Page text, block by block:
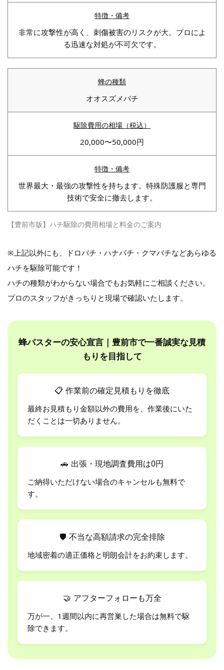
非常に攻撃性が高く、刺傷被害のリスクが大。プロによ
る迅速な対処が不可欠です。
オオスズメバチ
20,000〜50,000円
世界最大・最強の攻撃性を持ちます。特殊防護服と専門
技術で安全に撤去します。
【豊前市版】ハチ駆除の費用相場と料金のご案内
※上記以外にも、ドロバチ・ハナバチ・クマバチなどあらゆる
ハチを駆除可能です！
ハチの種類がわからない場合でもお気軽にご相談ください。
プロのスタッフがきっちりと現場で確認いたします。
蜂バスターの安心宣言｜豊前市で一番誠実な見積
もりを目指して
📋 作業前の確定見積もりを徹底
最終お見積もり金額以外の費用を、作業後にいた
だくことは一切ありません。
🚗 出張・現地調査費用は0円
ご納得いただけない場合のキャンセルも無料で
す。
🛡 不当な高額請求の完全排除
地域密着の適正価格と明朗会計をお約束します。
🤝 アフターフォローも万全
万が一、1週間以内に再営巣した場合は無料で駆
除できます。